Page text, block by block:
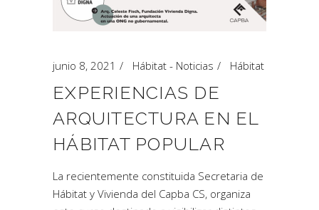
junio 8, 2021 Hábitat - Noticias Hábitat
EXPERIENCIAS DE
ARQUITECTURA EN EL
HÁBITAT POPULAR
La recientemente constituida Secretaria de
Hábitat y Vivienda del Capba CS, organiza